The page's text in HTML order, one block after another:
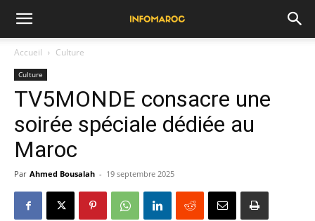
Accueil Culture
Culture
TV5MONDE consacre une
soirée spéciale dédiée au
Maroc
Par Ahmed Bousalah - 19 septembre 2025